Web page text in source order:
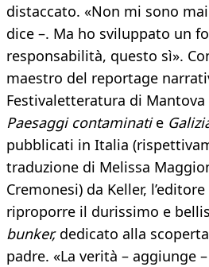
distaccato. «Non mi sono
dice –. Ma ho sviluppato un
responsabilità, questo sì».
maestro del reportage
Festivaletteratura di
Paesaggi contaminatie
pubblicati in Italia
traduzione di Melissa
Cremonesi) da Keller,
riproporre il durissimo e
bunker,dedicato alla
padre. «La verità – aggiunge